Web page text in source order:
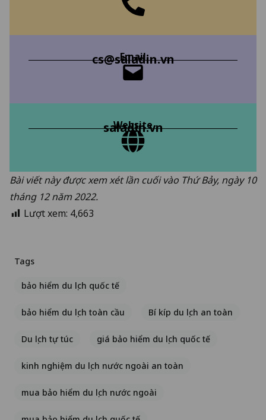
Email
cs@saladin.vn
Website
saladin.vn
Bài viết này được xem xét lần cuối vào Thứ Bảy, ngày 10
tháng 12 năm 2022.
Lượt xem: 4,663
Tags
bảo hiểm du lịch quốc tế
bảo hiểm du lịch toàn cầu Bí kíp du lịch an toàn
Du lịch tự túc giá bảo hiểm du lịch quốc tế
kinh nghiệm du lịch nước ngoài an toàn
mua bảo hiểm du lịch nước ngoài